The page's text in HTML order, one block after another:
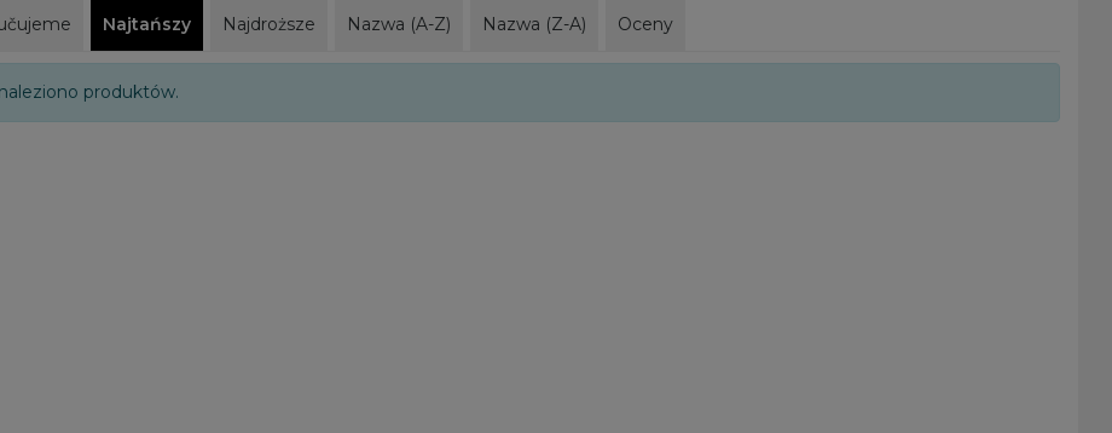
Najtańszy Najdroższe Nazwa (A-Z) Nazwa (Z-A) Oceny
produktów.